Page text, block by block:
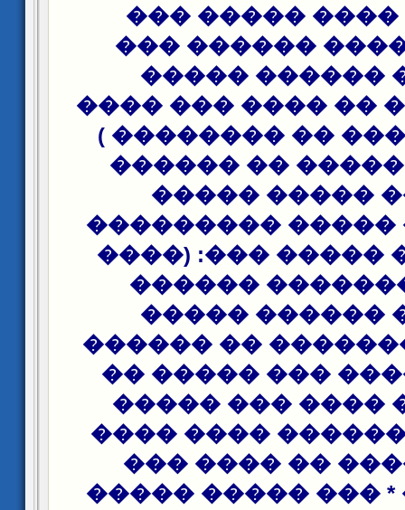
������ ����
����� �����
������
������ ��� ��
���� ������ ��
(4).����� �����
������ �����
�������� �����
�������� �����
����� �������
������
������ ��������
����� ����� ���
��� ���� ����
���� ��� ������
���� ����� ��
�������� * ���